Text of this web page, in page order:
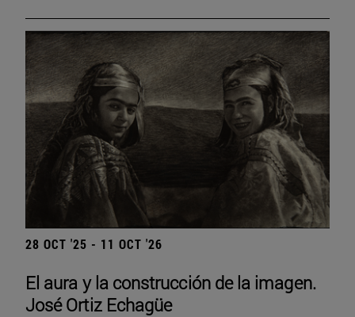
28 OCT '25 - 11 OCT '26
El aura y la construcción de la imagen.
José Ortiz Echagüe